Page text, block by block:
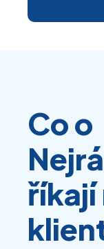
Co o
říkají